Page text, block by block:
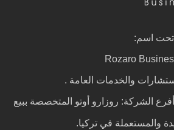
تحت اسم:
Rozaro
والخدمات العامة .
الشركة: روزارو أوتو المتخصصة ببيع
والمستعملة في تركيا.